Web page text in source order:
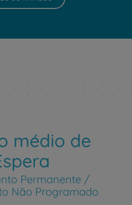
médio de
Permanente /
Não Programado